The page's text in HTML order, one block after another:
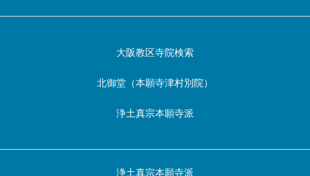
大阪教区寺院検索
北御堂（本願寺津村別院）
浄土真宗本願寺派
浄土真宗本願寺派